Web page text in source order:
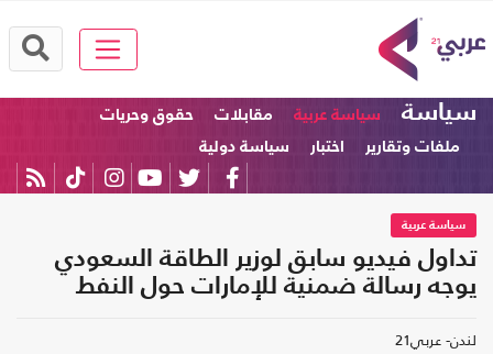
سياسة سياسة عربية مقابلات
حقوق وحريات
ملفات وتقارير
اختبار سياسة دولية
سياسة عربية
تداول فيديو سابق لوزير الطاقة السعودي
يوجه رسالة ضمنية للإمارات حول النفط
لندن- عربي21